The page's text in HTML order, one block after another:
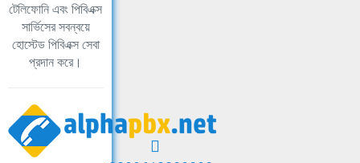
টেলিফোনি এবং পিবিএক্স
সার্ভিসের সবন্বয়ে
হোস্টেড পিবিএক্স সেবা
প্রদান করে।